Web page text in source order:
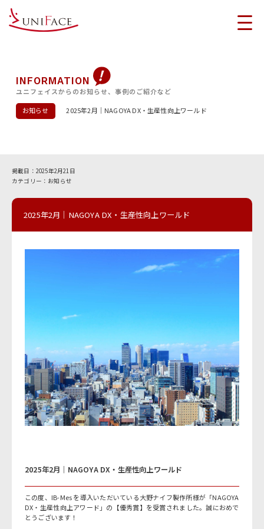
INFORMATION
ユニフェイスからのお知らせ、事例のご紹介など
お知らせ 2025年2月｜NAGOYA DX・生産性向上ワールド
2025年2月21日
お知らせ
2025年2月｜NAGOYA DX・生産性向上ワールド
2025年2月｜NAGOYA DX・生産性向上ワールド
この度、IB-Mes を導入いただいている大野ナイフ製作所様が「NAGOYA
DX・生産性向上アワード」の【優秀賞】を受賞されました。誠におめで
とうございます！